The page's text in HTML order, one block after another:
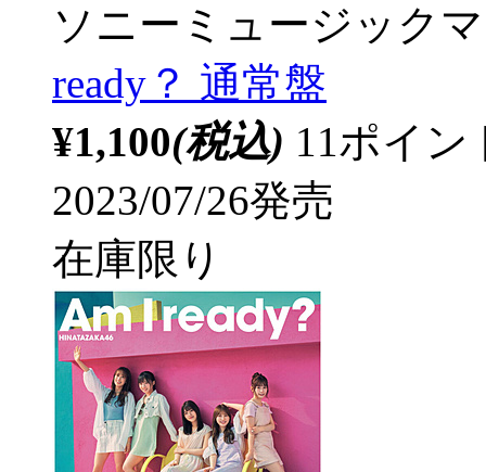
ソニーミュージック
ready？ 通常盤
¥1,100(税込) 11ポイ
2023/07/26発売
在庫限り